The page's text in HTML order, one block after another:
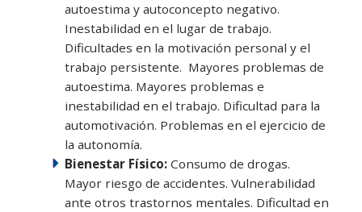
autoestima y autoconcepto negativo.
Inestabilidad en el lugar de trabajo.
Dificultades en la motivación personal y el
trabajo persistente. Mayores problemas de
autoestima. Mayores problemas e
inestabilidad en el trabajo. Dificultad para la
automotivación. Problemas en el ejercicio de
la autonomía.
Bienestar Físico: Consumo de drogas.
Mayor riesgo de accidentes. Vulnerabilidad
ante otros trastornos mentales. Dificultad en